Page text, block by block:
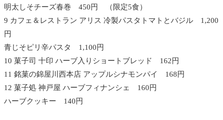
明太しそチーズ春巻 450円 （限定5食）
9 カフェ＆レストラン アリス 冷製パスタトマトとバジル 1,200
円
青じそピリ辛パスタ 1,100円
10 菓子司 十印 ハーブ入りショートブレッド 162円
11 銘菓の錦屋川西本店 アップルシナモンパイ 168円
12 菓子処 神戸屋 ハーブフィナンシェ 160円
ハーブクッキー 140円